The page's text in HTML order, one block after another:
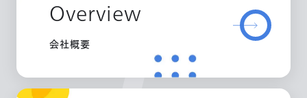
Overview
会社概要